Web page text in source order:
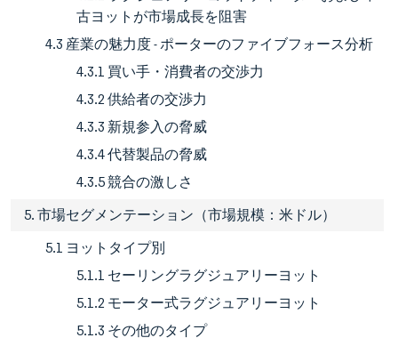
古ヨットが市場成長を阻害
4.3 産業の魅力度 - ポーターのファイブフォース分析
4.3.1 買い手・消費者の交渉力
4.3.2 供給者の交渉力
4.3.3 新規参入の脅威
4.3.4 代替製品の脅威
4.3.5 競合の激しさ
5. 市場セグメンテーション（市場規模：米ドル）
5.1 ヨットタイプ別
5.1.1 セーリングラグジュアリーヨット
5.1.2 モーター式ラグジュアリーヨット
5.1.3 その他のタイプ